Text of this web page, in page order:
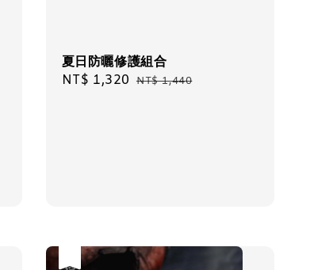
夏日防曬修護組合
Sale
NT$ 1,320 Regular
NT$ 1,440